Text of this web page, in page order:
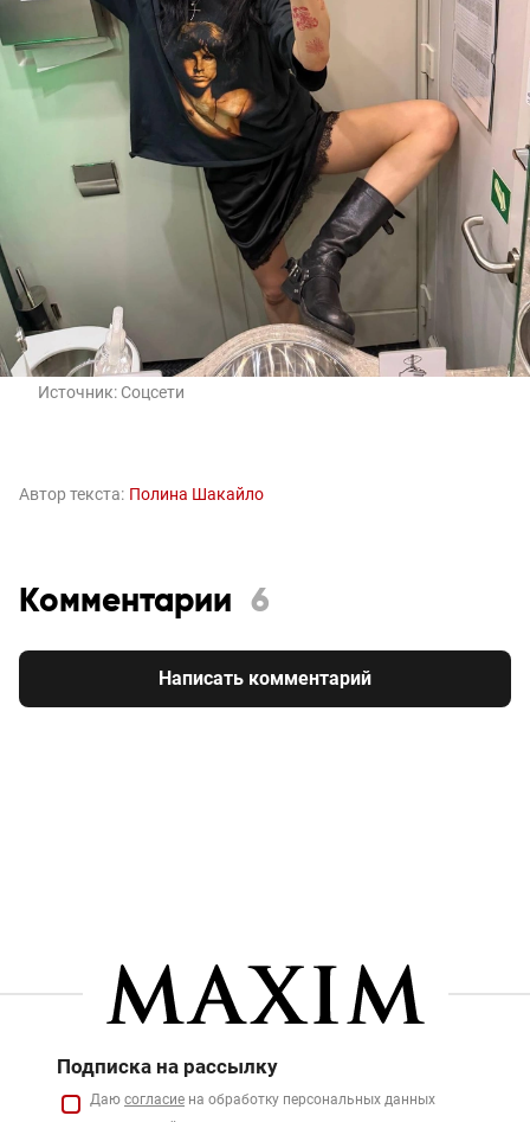
Источник: Соцсети
Автор текста: Полина Шакайло
Комментарии 6
Написать комментарий
Подписка на рассылку
Даю согласие на обработку персональных данных